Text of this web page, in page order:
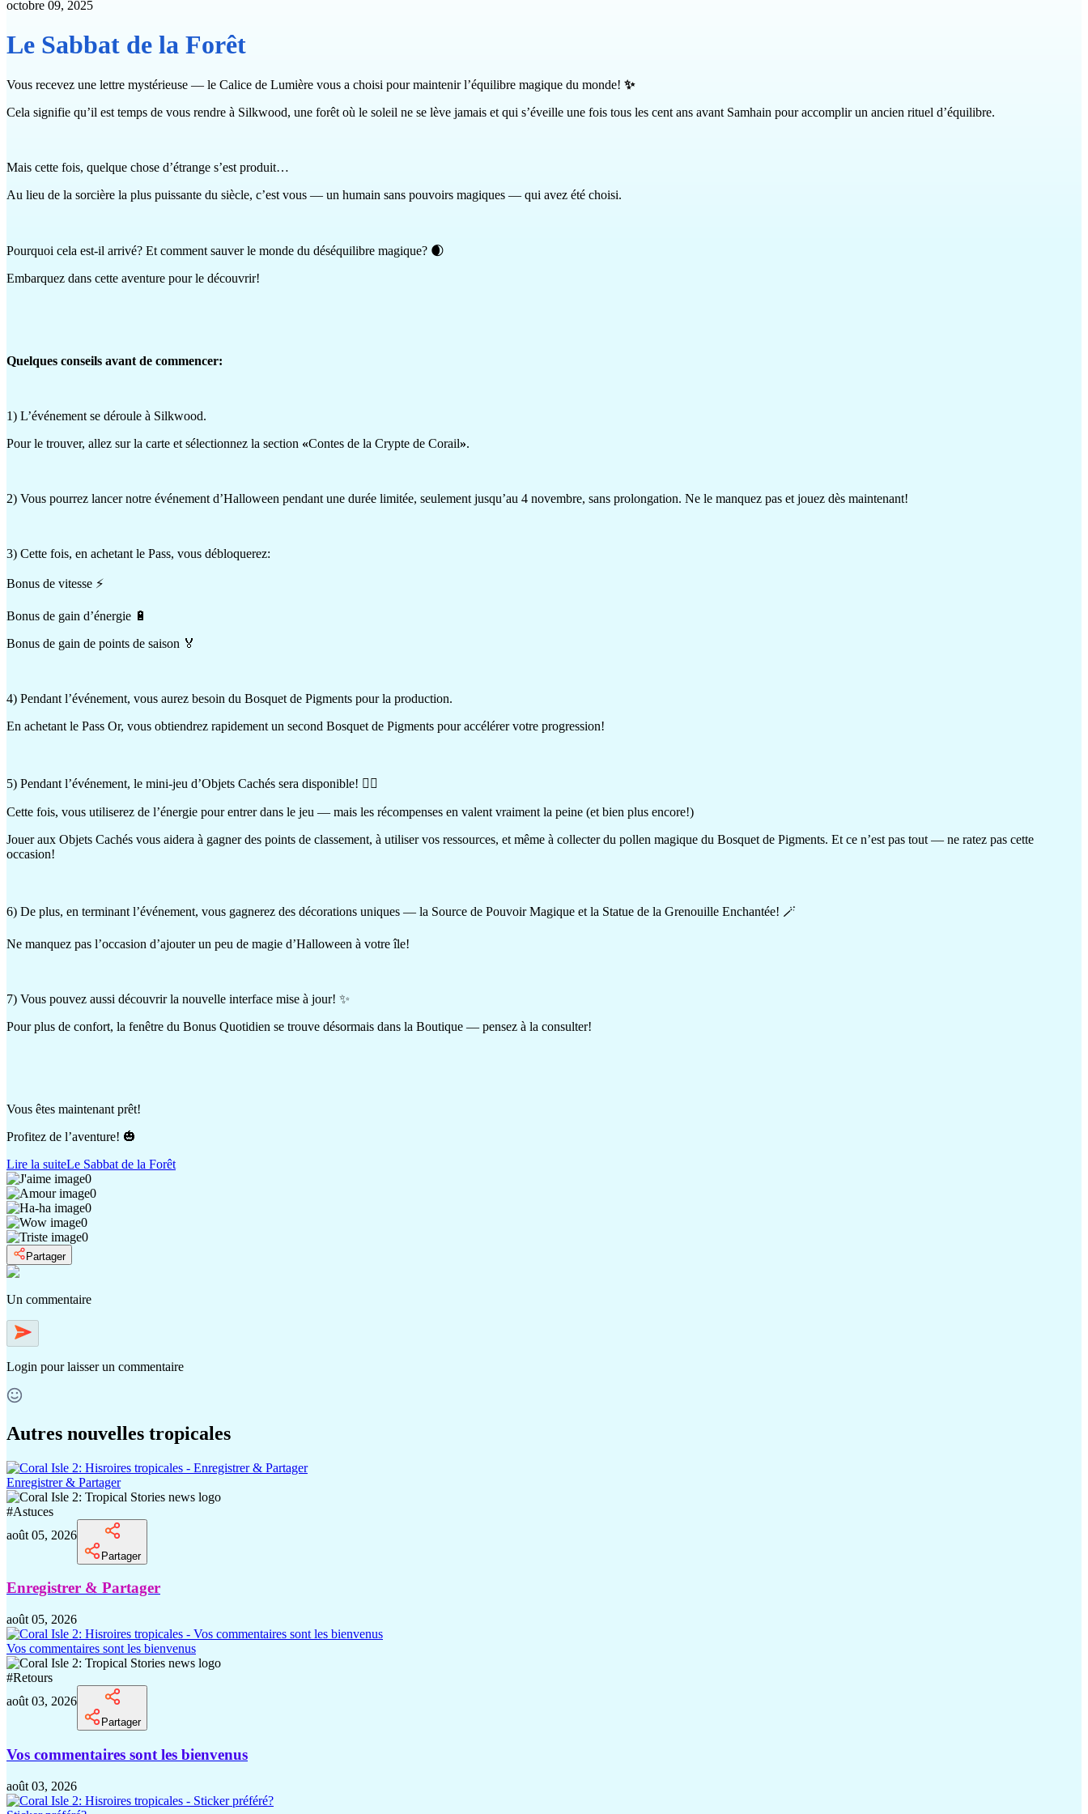
octobre 09, 2025
Le Sabbat de la Forêt
Vous recevez une lettre mystérieuse — le Calice de Lumière vous a choisi pour maintenir l’équilibre magique du monde! ✨
Cela signifie qu’il est temps de vous rendre à Silkwood, une forêt où le soleil ne se lève jamais et qui s’éveille une fois tous les cent ans avant Samhain pour accomplir un ancien rituel d’équilibre.
Mais cette fois, quelque chose d’étrange s’est produit…
Au lieu de la sorcière la plus puissante du siècle, c’est vous — un humain sans pouvoirs magiques — qui avez été choisi.
Pourquoi cela est-il arrivé? Et comment sauver le monde du déséquilibre magique? 🌒
Embarquez dans cette aventure pour le découvrir!
Quelques conseils avant de commencer:
1) L’événement se déroule à Silkwood.
Pour le trouver, allez sur la carte et sélectionnez la section «Contes de la Crypte de Corail».
2) Vous pourrez lancer notre événement d’Halloween pendant une durée limitée, seulement jusqu’au 4 novembre, sans prolongation. Ne le manquez pas et jouez dès maintenant!
3) Cette fois, en achetant le Pass, vous débloquerez:
Bonus de vitesse ⚡
Bonus de gain d’énergie 🔋
Bonus de gain de points de saison 🏅
4) Pendant l’événement, vous aurez besoin du Bosquet de Pigments pour la production.
En achetant le Pass Or, vous obtiendrez rapidement un second Bosquet de Pigments pour accélérer votre progression!
5) Pendant l’événement, le mini-jeu d’Objets Cachés sera disponible! 🕵️‍♀️
Cette fois, vous utiliserez de l’énergie pour entrer dans le jeu — mais les récompenses en valent vraiment la peine (et bien plus encore!)
Jouer aux Objets Cachés vous aidera à gagner des points de classement, à utiliser vos ressources, et même à collecter du pollen magique du Bosquet de Pigments. Et ce n’est pas tout — ne ratez pas cette
occasion!
6) De plus, en terminant l’événement, vous gagnerez des décorations uniques — la Source de Pouvoir Magique et la Statue de la Grenouille Enchantée! 🪄
Ne manquez pas l’occasion d’ajouter un peu de magie d’Halloween à votre île!
7) Vous pouvez aussi découvrir la nouvelle interface mise à jour! ✨
Pour plus de confort, la fenêtre du Bonus Quotidien se trouve désormais dans la Boutique — pensez à la consulter!
Vous êtes maintenant prêt!
Profitez de l’aventure! 🎃
Lire la suiteLe Sabbat de la Forêt
0
0
0
0
0
Partager
Un commentaire
Login pour laisser un commentaire
Autres nouvelles tropicales
Enregistrer & Partager
#Astuces
août 05, 2026
Partager
Enregistrer & Partager
août 05, 2026
Vos commentaires sont les bienvenus
#Retours
août 03, 2026
Partager
Vos commentaires sont les bienvenus
août 03, 2026